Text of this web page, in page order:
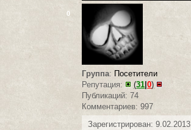
0
Группа: Посетители
Репутация:
(31|0)
Публикаций: 74
Комментариев: 997
Зарегистрирован: 9.02.2013